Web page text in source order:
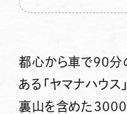
都心から車で90分
ある「ヤマナハウ
裏山を含めた3000